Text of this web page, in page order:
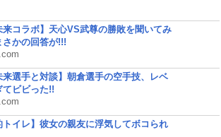
来コラボ】天心VS武尊の勝敗を聞いてみ
さかの回答が!!!
来選手と対談】朝倉選手の空手技、レベ
てビビった!!
トイレ】彼女の親友に浮気してボコられ